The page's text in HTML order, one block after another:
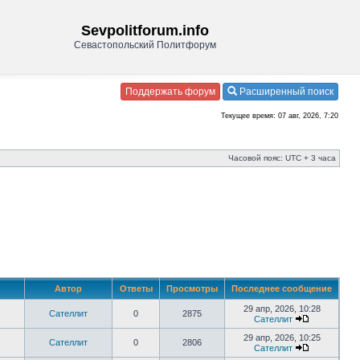
Sevpolitforum.info
Севастопольский Политфорум
Поддержать форум Расширенный поиск
Текущее время: 07 авг, 2026, 7:20
Часовой пояс: UTC + 3 часа
Автор Ответы Просмотры Последнее сообщение
Сателлит 0 2875
29 апр, 2026, 10:28
Сателлит
Сателлит 0 2806
29 апр, 2026, 10:25
Сателлит